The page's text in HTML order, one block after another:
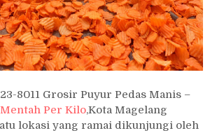
8011 Grosir Puyur Pedas Manis –
Per Kilo,Kota Magelang
lokasi yang ramai dikunjungi oleh